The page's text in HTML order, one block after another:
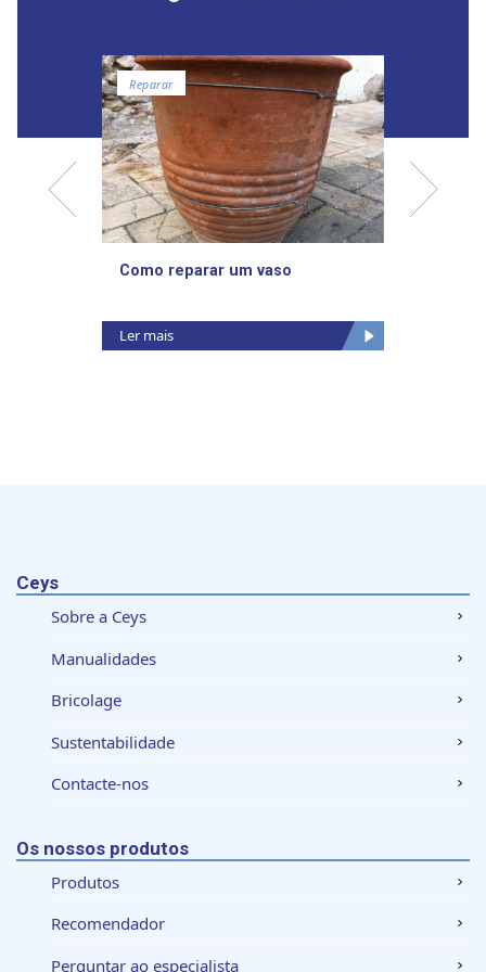
Reparar
Como reparar um vaso
Ler mais
Ceys
Sobre a Ceys
Manualidades
Bricolage
Sustentabilidade
Contacte-nos
Os nossos produtos
Produtos
Recomendador
Perguntar ao especialista